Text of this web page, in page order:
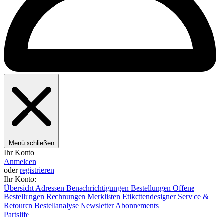
Menü schließen
Ihr Konto
Anmelden
oderregistrieren
Ihr Konto:
Übersicht Adressen Benachrichtigungen Bestellungen Offene
Bestellungen Rechnungen Merklisten Etikettendesigner Service &
Retouren Bestellanalyse NewsletterAbonnements
Partslife